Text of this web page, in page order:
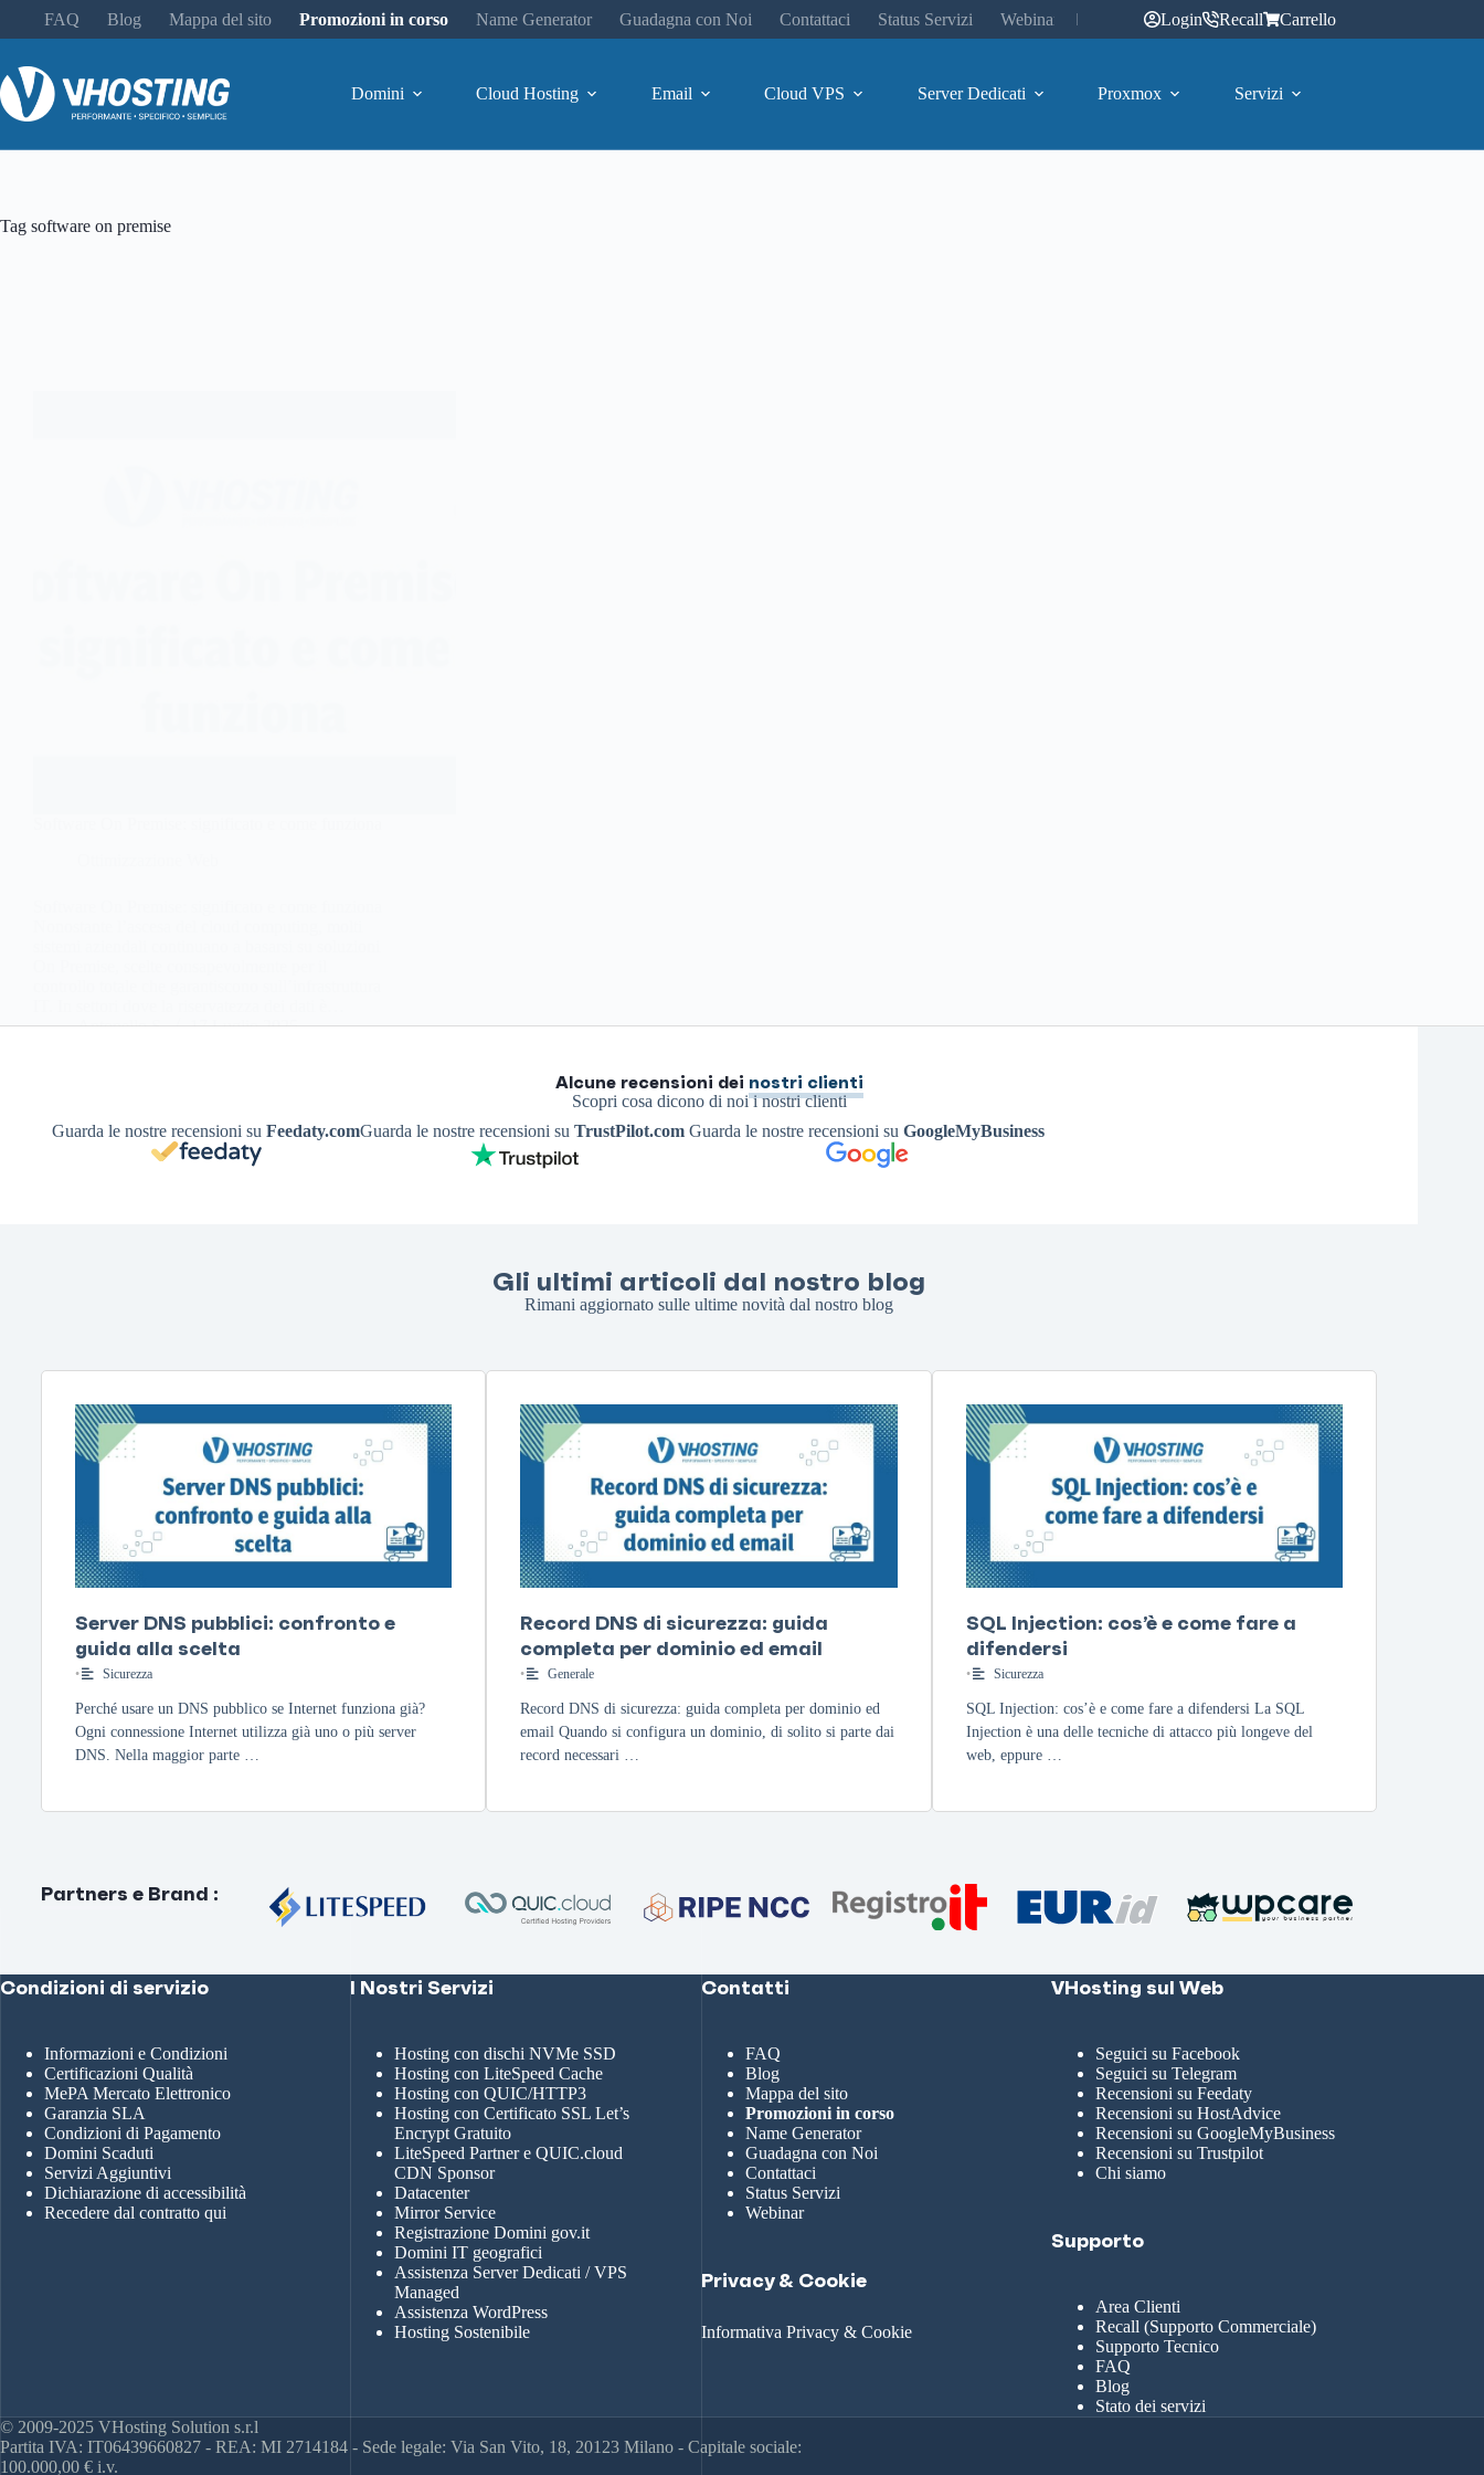
FAQ Blog Mappa del sito Promozioni in corso Name Generator Guadagna con Noi Contattaci Status Servizi Webinar Login Recall Carrello
Domini Cloud Hosting Email Cloud VPS Server Dedicati Proxmox Servizi
Tag software on premise
Antonello S.
17 Luglio 2025
Alcune recensioni dei nostri clienti
Scopri cosa dicono di noi i nostri clienti
Guarda le nostre recensioni suFeedaty.comGuarda le nostre recensioni suTrustPilot.com Guarda le nostre recensioni suGoogleMyBusiness
Gli ultimi articoli dal nostro blog
Rimani aggiornato sulle ultime novità dal nostro blog
Server DNS pubblici: confronto e
guida alla scelta
• Sicurezza
Perché usare un DNS pubblico se Internet funziona già?
Ogni connessione Internet utilizza già uno o più server
DNS. Nella maggior parte …
Record DNS di sicurezza: guida
completa per dominio ed email
• Generale
Record DNS di sicurezza: guida completa per dominio ed
email Quando si configura un dominio, di solito si parte dai
record necessari …
SQL Injection: cos’è e come fare a
difendersi
• Sicurezza
SQL Injection: cos’è e come fare a difendersi La SQL
Injection è una delle tecniche di attacco più longeve del
web, eppure …
Partners e Brand :
Condizioni di servizio
Informazioni e Condizioni
Certificazioni Qualità
MePA Mercato Elettronico
Garanzia SLA
Condizioni di Pagamento
Domini Scaduti
Servizi Aggiuntivi
Dichiarazione di accessibilità
Recedere dal contratto qui
I Nostri Servizi
Hosting con dischi NVMe SSD
Hosting con LiteSpeed Cache
Hosting con QUIC/HTTP3
Hosting con Certificato SSL Let’s
Encrypt Gratuito
LiteSpeed Partner e QUIC.cloud
CDN Sponsor
Datacenter
Mirror Service
Registrazione Domini gov.it
Domini IT geografici
Assistenza Server Dedicati / VPS
Managed
Assistenza WordPress
Hosting Sostenibile
Contatti
FAQ
Blog
Mappa del sito
Promozioni in corso
Name Generator
Guadagna con Noi
Contattaci
Status Servizi
Webinar
Privacy & Cookie
Informativa Privacy & Cookie
VHosting sul Web
Seguici su Facebook
Seguici su Telegram
Recensioni su Feedaty
Recensioni su HostAdvice
Recensioni su GoogleMyBusiness
Recensioni su Trustpilot
Chi siamo
Supporto
Area Clienti
Recall (Supporto Commerciale)
Supporto Tecnico
FAQ
Blog
Stato dei servizi
© 2009-2025 VHosting Solution s.r.l
Partita IVA: IT06439660827 - REA: MI 2714184 - Sede legale: Via San Vito, 18, 20123 Milano - Capitale sociale:
100.000,00 € i.v.